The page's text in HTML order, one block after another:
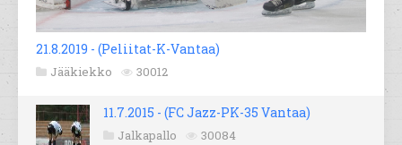
21.8.2019 - (Peliitat-K-Vantaa)
Jääkiekko 30012
11.7.2015 - (FC Jazz-PK-35 Vantaa)
Jalkapallo 30084